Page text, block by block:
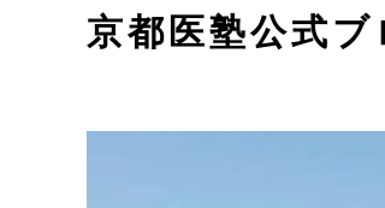
京都医塾公式ブ